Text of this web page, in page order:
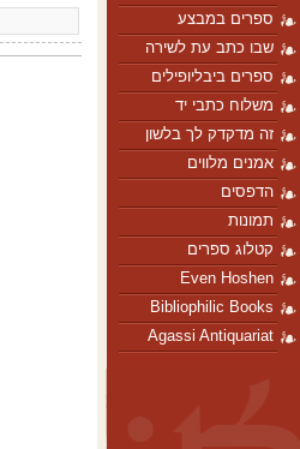
ספרים במבצע
שבו כתב עת לשירה
ספרים ביבליופילים
משלוח כתבי יד
זה מדקדק לך בלשון
אמנים מלווים
הדפסים
תמונות
קטלוג ספרים
Even Hoshen
Bibliophilic Books
Agassi Antiquariat